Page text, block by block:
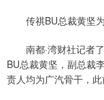
传祺BU总裁黄坚为
南都·湾财社记者了
BU总裁黄坚，副总裁
责人均为广汽骨干，此